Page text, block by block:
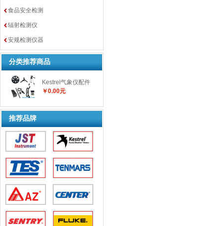
食品安全检测
辐射检测仪
安规检测仪器
分类推荐商品
Kestrel气象仪配件
￥0.00元
推荐品牌